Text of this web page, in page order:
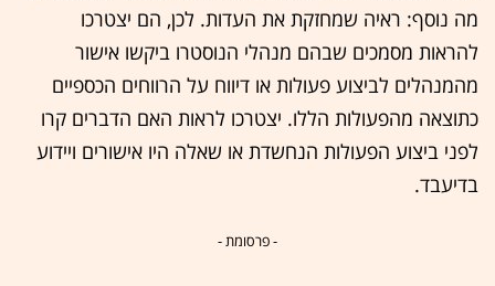
מה נוסף: ראיה שמחזקת את העדות. לכן, הם יצטרכו
להראות מסמכים שבהם מנהלי הנוסטרו ביקשו אישור
מהמנהלים לביצוע פעולות או דיווח על הרווחים הכספיים
כתוצאה מהפעולות הללו. יצטרכו לראות האם הדברים קרו
לפני ביצוע הפעולות הנחשדת או שאלה היו אישורים ויידוע
בדיעבד.
- פרסומת -